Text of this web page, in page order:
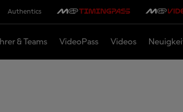
Authentics
& Teams VideoPass Videos